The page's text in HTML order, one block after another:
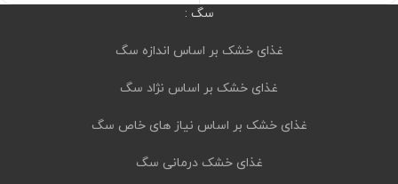
سگ :
غذای خشک بر اساس اندازه سگ
غذای خشک بر اساس نژاد سگ
غذای خشک بر اساس نیاز های خاص سگ
غذای خشک درمانی سگ